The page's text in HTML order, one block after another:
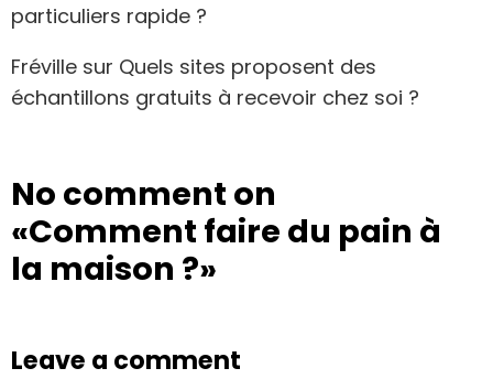
particuliers rapide ?
Fréville sur Quels sites proposent des
échantillons gratuits à recevoir chez soi ?
No comment on
«Comment faire du pain à
la maison ?»
Leave a comment